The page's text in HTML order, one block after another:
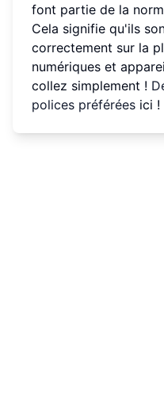
font partie de la
Cela signifie qu'ils
correctement sur la
numériques et
collez simplement !
polices préférées ici !